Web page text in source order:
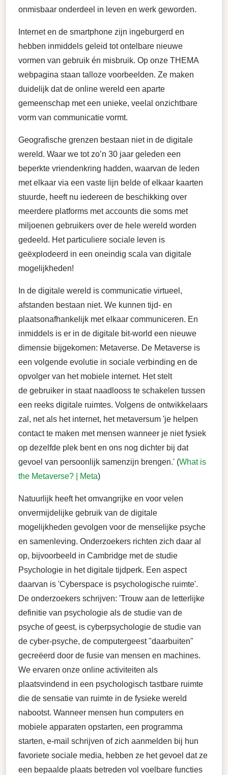
onmisbaar onderdeel in leven en werk geworden.
Internet en de smartphone zijn ingeburgerd en
hebben inmiddels geleid tot ontelbare nieuwe
vormen van gebruik én misbruik. Op onze THEMA
webpagina staan talloze voorbeelden. Ze maken
duidelijk dat de online wereld een aparte
gemeenschap met een unieke, veelal onzichtbare
vorm van communicatie vormt.
Geografische grenzen bestaan niet in de digitale
wereld. Waar we tot zo’n 30 jaar geleden een
beperkte vriendenkring hadden, waarvan de leden
met elkaar via een vaste lijn belde of elkaar kaarten
stuurde, heeft nu iedereen de beschikking over
meerdere platforms met accounts die soms met
miljoenen gebruikers over de hele wereld worden
gedeeld. Het particuliere sociale leven is
geëxplodeerd in een oneindig scala van digitale
mogelijkheden!
In de digitale wereld is communicatie virtueel,
afstanden bestaan niet. We kunnen tijd- en
plaatsonafhankelijk met elkaar communiceren. En
inmiddels is er in de digitale bit-world een nieuwe
dimensie bijgekomen: Metaverse. De Metaverse is
een volgende evolutie in sociale verbinding en de
opvolger van het mobiele internet. Het stelt
de gebruiker in staat naadlooss te schakelen tussen
een reeks digitale ruimtes. Volgens de ontwikkelaars
zal, net als het internet, het metaversum 'je helpen
contact te maken met mensen wanneer je niet fysiek
op dezelfde plek bent en ons nog dichter bij dat
gevoel van persoonlijk samenzijn brengen.' (What is
the Metaverse? | Meta)
Natuurlijk heeft het omvangrijke en voor velen
onvermijdelijke gebruik van de digitale
mogelijkheden gevolgen voor de menselijke psyche
en samenleving. Onderzoekers richten zich daar al
op, bijvoorbeeld in Cambridge met de studie
Psychologie in het digitale tijdperk. Een aspect
daarvan is 'Cyberspace is psychologische ruimte'.
De onderzoekers schrijven: 'Trouw aan de letterlijke
definitie van psychologie als de studie van de
psyche of geest, is cyberpsychologie de studie van
de cyber-psyche, de computergeest "daarbuiten"
gecreëerd door de fusie van mensen en machines.
We ervaren onze online activiteiten als
plaatsvindend in een psychologisch tastbare ruimte
die de sensatie van ruimte in de fysieke wereld
nabootst. Wanneer mensen hun computers en
mobiele apparaten opstarten, een programma
starten, e-mail schrijven of zich aanmelden bij hun
favoriete sociale media, hebben ze het gevoel dat ze
een bepaalde plaats betreden vol voelbare functies